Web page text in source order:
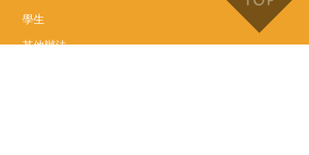
學生
其他辦法